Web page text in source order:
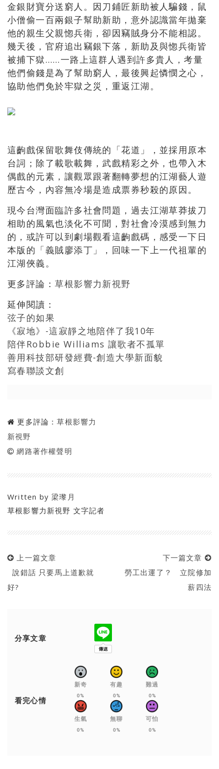
金銀財寶分送窮人。因刀鋪匠新助被人騙錢，鼠
小僧偷一百兩銀子幫助新助，意外認識當年拋棄
他的親生父親惚兵衛，卻因竊賊身分不能相認。
幾天後，官府追出竊銀下落，新助及與惚兵衛皆
被捕下獄……一路上這群人遇到許多貴人，考量
他們偷錢是為了幫助窮人，最後興起憐憫之心，
協助他們免於牢獄之災，重返江湖。
這齣戲保留歌舞伎傳統的「花道」，並採用原本
台詞；除了載歌載舞，武戲精彩之外，也帶入木
偶戲的元素，讓觀眾跟著翻轉夢想的江湖藝人遊
歷古今，內容無冷場是造成票券秒殺的原因。
現今台灣面臨許多社會問題，過去江湖草莽拔刀
相助的風氣也淡化不可聞，對社會冷漠感到無力
的，或許可以到劇場觀看這齣戲碼，感受一下日
本版的「義賊廖添丁」，回味一下上一代祖輩的
江湖俠義。
更多評論：草根影響力新視野
延伸閱讀：
弦子的如果
《寂地》-這寂靜之地陪伴了我10年
陪伴Robbie Williams 讓歌者不孤單
善用科技部研發經費-創造大學新面貌
寫春聯談文創
更多評論：草根影響力
新視野
網路著作權聲明
Written by梁瓈月
草根影響力新視野 文字記者
上一篇文章
說錯話 只要馬上道歉就
好?
下一篇文章
勞工出運了？ 立院修加
薪四法
分享文章
看完心情
新奇
0%
有趣
0%
難過
0%
生氣
0%
無聊
0%
可怕
0%